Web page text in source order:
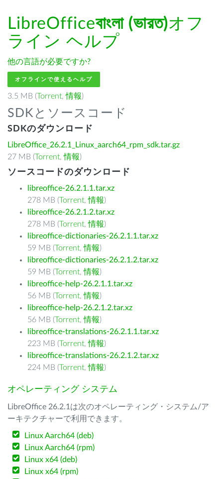
LibreOfficeবাংলা (ভারত)オフ
ライン ヘルプ
他の言語が必要ですか?
オフラインで使えるヘルプ
3.5 MB (Torrent,情報)
SDKとソースコード
SDKのダウンロード
LibreOffice_26.2.1_Linux_aarch64_rpm_sdk.tar.gz
27 MB (Torrent,情報)
ソースコードのダウンロード
libreoffice-26.2.1.1.tar.xz
278 MB (Torrent,情報)
libreoffice-26.2.1.2.tar.xz
278 MB (Torrent,情報)
libreoffice-dictionaries-26.2.1.1.tar.xz
59 MB (Torrent,情報)
libreoffice-dictionaries-26.2.1.2.tar.xz
59 MB (Torrent,情報)
libreoffice-help-26.2.1.1.tar.xz
56 MB (Torrent,情報)
libreoffice-help-26.2.1.2.tar.xz
56 MB (Torrent,情報)
libreoffice-translations-26.2.1.1.tar.xz
223 MB (Torrent,情報)
libreoffice-translations-26.2.1.2.tar.xz
224 MB (Torrent,情報)
オペレーティング システム
LibreOffice 26.2.1は次のオペレーティング・システム/ア
ーキテクチャーで利用できます。
Linux Aarch64 (deb)
Linux Aarch64 (rpm)
Linux x64 (deb)
Linux x64 (rpm)